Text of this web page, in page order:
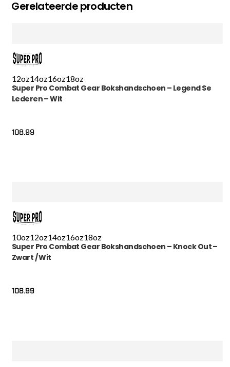
Gerelateerde producten
12oz14oz16oz18oz
Super Pro Combat Gear Bokshandschoen – Legend Se
Lederen – Wit
108.99
10oz12oz14oz16oz18oz
Super Pro Combat Gear Bokshandschoen – Knock Out –
Zwart / Wit
108.99